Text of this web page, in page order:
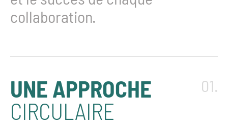
collaboration.
01.
UNE APPROCHE
CIRCULAIRE